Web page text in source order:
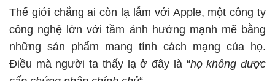
Thế giới chẳng ai còn lạ lẫm với Apple, một công ty
công nghệ lớn với tầm ảnh hưởng mạnh mẽ bằng
những sản phẩm mang tính cách mạng của họ.
Điều mà người ta thấy lạ ở đây là “họ không được